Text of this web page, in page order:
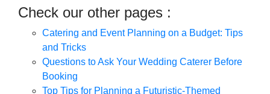
Check our other pages :
Catering and Event Planning on a Budget: Tips
and Tricks
Questions to Ask Your Wedding Caterer Before
Booking
Top Tips for Planning a Futuristic-Themed